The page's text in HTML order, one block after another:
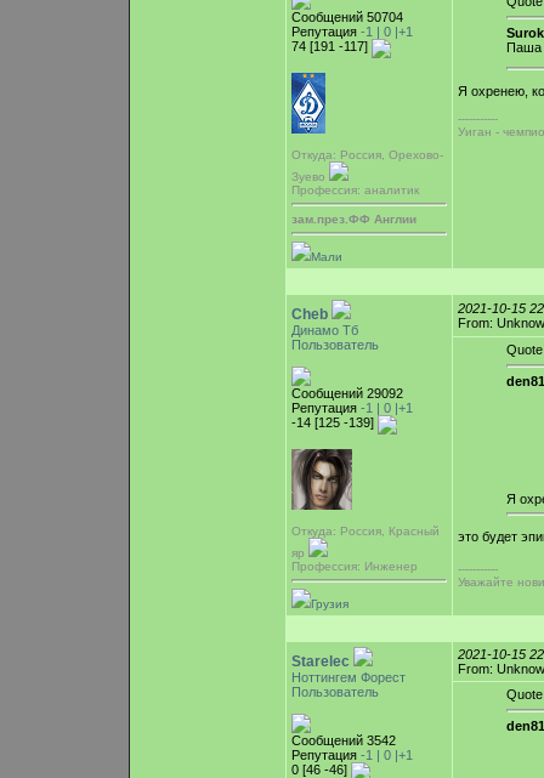
Сообщений 50704
Репутация -1 | 0 |+1
74 [191 -117]
Откуда: Россия, Орехово-
Зуево
Профессия: аналитик
зам.през.ФФ Англии
Мали
Паша
Я охренею,
-----------
Уиган -
Cheb
Динамо Тб
Пользователь
Сообщений 29092
Репутация -1 | 0 |+1
-14 [125 -139]
Откуда: Россия, Красный
яр
Профессия: Инженер
Грузия
2021-10-15
From:
Quote
Я
это будет
-----------
Уважайте
Starelec
Ноттингем Форест
Пользователь
Сообщений 3542
Репутация -1 | 0 |+1
0 [46 -46]
2021-10-15
From:
Quote